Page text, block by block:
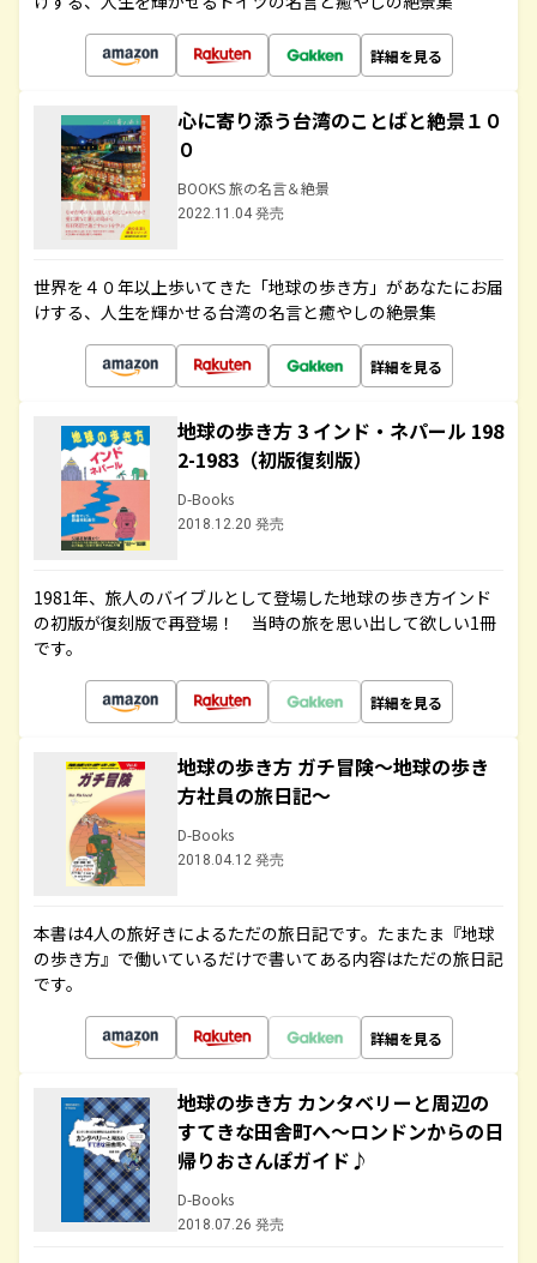
詳細を見る
心に寄り添う台湾のことばと絶景１０
０
BOOKS 旅の名言＆絶景
2022.11.04 発売
世界を４０年以上歩いてきた「地球の歩き方」があなたにお届
けする、人生を輝かせる台湾の名言と癒やしの絶景集
詳細を見る
地球の歩き方 3 インド・ネパール 198
2-1983（初版復刻版）
D-Books
2018.12.20 発売
1981年、旅人のバイブルとして登場した地球の歩き方インド
の初版が復刻版で再登場！ 当時の旅を思い出して欲しい1冊
です。
詳細を見る
地球の歩き方 ガチ冒険～地球の歩き
方社員の旅日記～
D-Books
2018.04.12 発売
本書は4人の旅好きによるただの旅日記です。たまたま『地球
の歩き方』で働いているだけで書いてある内容はただの旅日記
です。
詳細を見る
地球の歩き方 カンタベリーと周辺の
すてきな田舎町へ～ロンドンからの日
帰りおさんぽガイド♪
D-Books
2018.07.26 発売